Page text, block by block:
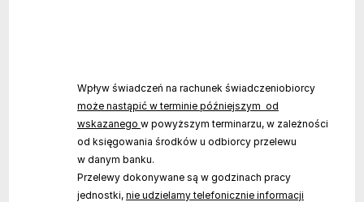
Wpływ świadczeń na rachunek świadczeniobiorcy
może nastąpić w terminie późniejszym od
wskazanego w powyższym terminarzu, w zależności
od księgowania środków u odbiorcy przelewu
w danym banku.
Przelewy dokonywane są w godzinach pracy
jednostki, nie udzielamy telefonicznie informacji